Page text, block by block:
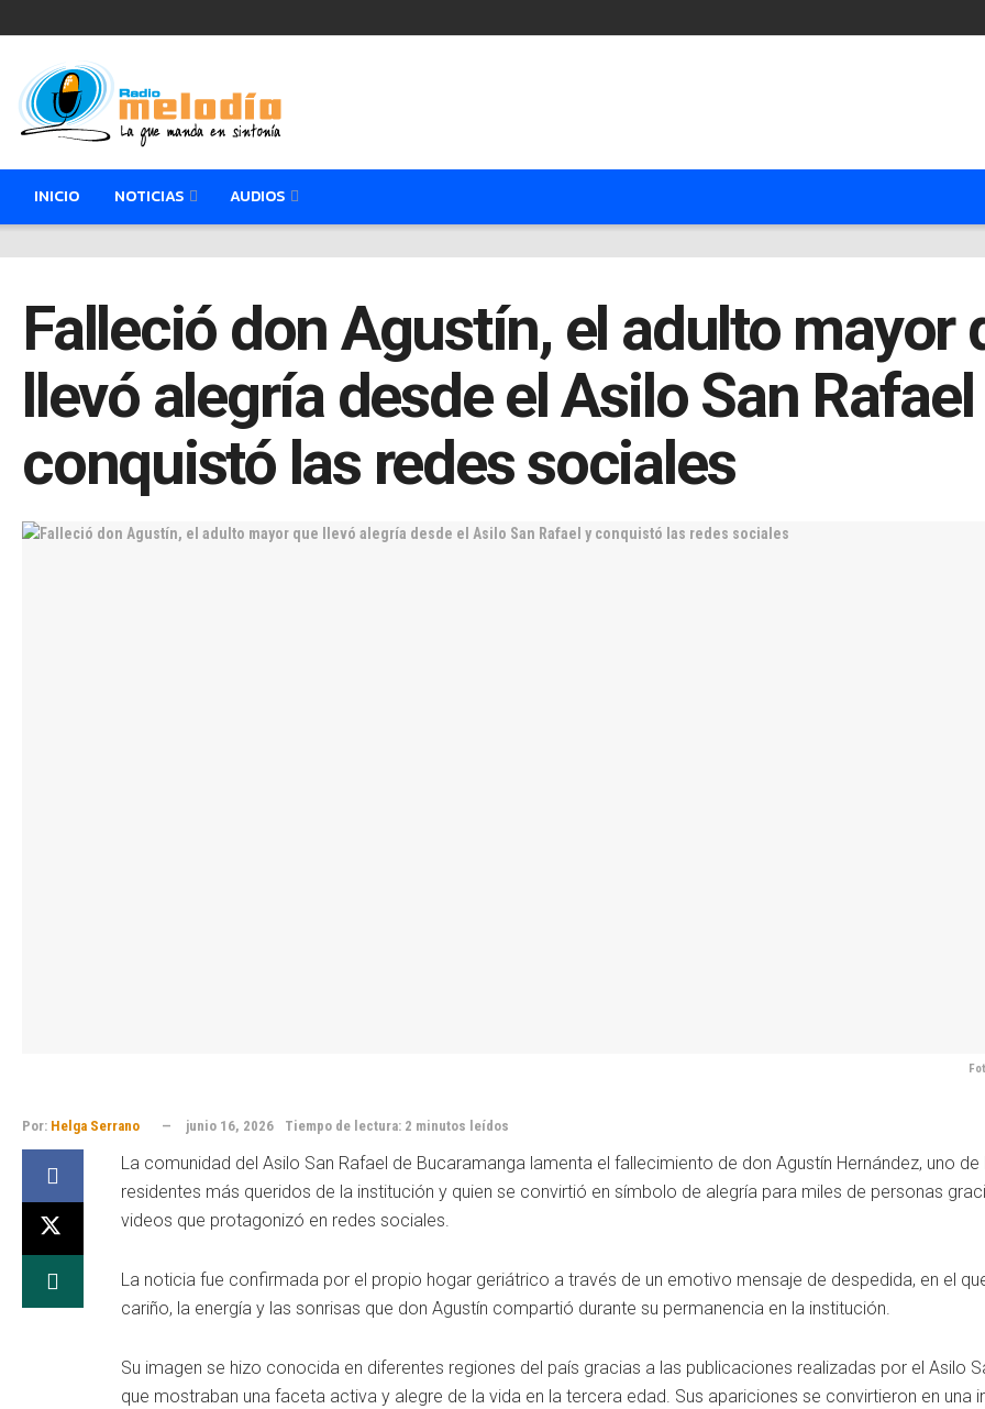
INICIO NOTICIAS AUDIOS
Falleció don Agustín, el adulto mayor
llevó alegría desde el Asilo San
conquistó las redes sociales
Por: Helga Serrano junio 16, 2026 Tiempo de lectura: 2 minutos leídos
La comunidad del Asilo San Rafael de Bucaramanga lamenta el fallecimiento de don Agustín Hernández, uno de
residentes más queridos de la institución y quien se convirtió en símbolo de alegría para miles de personas
videos que protagonizó en redes sociales.
La noticia fue confirmada por el propio hogar geriátrico a través de un emotivo mensaje de despedida, en el
cariño, la energía y las sonrisas que don Agustín compartió durante su permanencia en la institución.
Su imagen se hizo conocida en diferentes regiones del país gracias a las publicaciones realizadas por el Asilo
que mostraban una faceta activa y alegre de la vida en la tercera edad. Sus apariciones se convirtieron en una